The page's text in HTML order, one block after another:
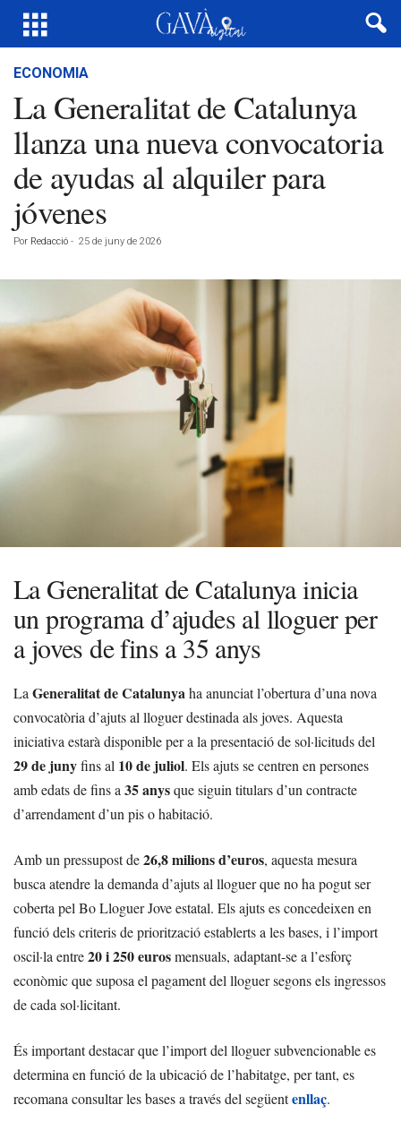
ECONOMIA
La Generalitat de Catalunya
llanza una nueva convocatoria
de ayudas al alquiler para
jóvenes
Por Redacció - 25 de juny de 2026
La Generalitat de Catalunya inicia
un programa d’ajudes al lloguer per
a joves de fins a 35 anys
La Generalitat de Catalunyaha anunciat l’obertura d’una nova
convocatòria d’ajuts al lloguer destinada als joves. Aquesta
iniciativa estarà disponible per a la presentació de sol·licituds del
29 de junyfins al 10 de juliol. Els ajuts se centren en persones
amb edats de fins a 35 anysque siguin titulars d’un contracte
d’arrendament d’un pis o habitació.
Amb un pressupost de26,8 milions d’euros, aquesta mesura
busca atendre la demanda d’ajuts al lloguer que no ha pogut ser
coberta pel Bo Lloguer Jove estatal. Els ajuts es concedeixen en
funció dels criteris de priorització establerts a les bases, i l’import
oscil·la entre20 i 250 eurosmensuals, adaptant-se a l’esforç
econòmic que suposa el pagament del lloguer segons els ingressos
de cada sol·licitant.
És important destacar que l’import del lloguer subvencionable es
determina en funció de la ubicació de l’habitatge, per tant, es
recomana consultar les bases a través del següentenllaç.